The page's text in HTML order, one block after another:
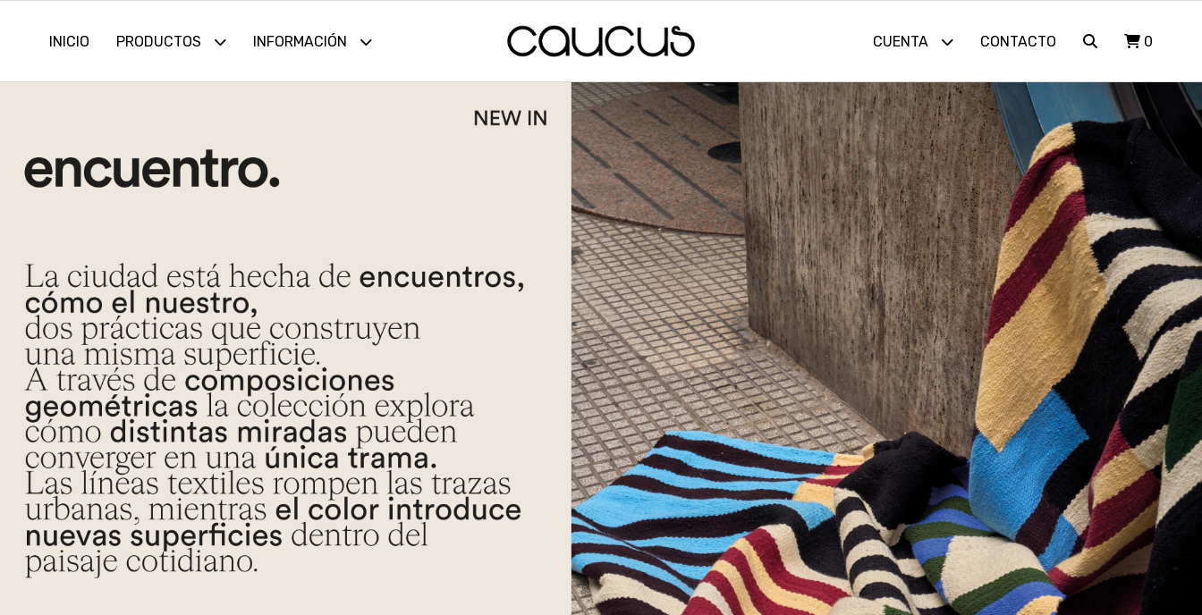
INICIO PRODUCTOS INFORMACIÓN CUENTA CONTACTO 0